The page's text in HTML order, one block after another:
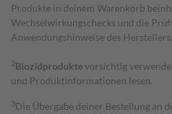
Produkte in deinem Warenkorb
Wechselwirkungschecks und die
Anwendungshinweise des Herstellers.
2Biozidproduktevorsichtig
und Produktinformationen lesen.
3Die Übergabe deiner Bestellung an